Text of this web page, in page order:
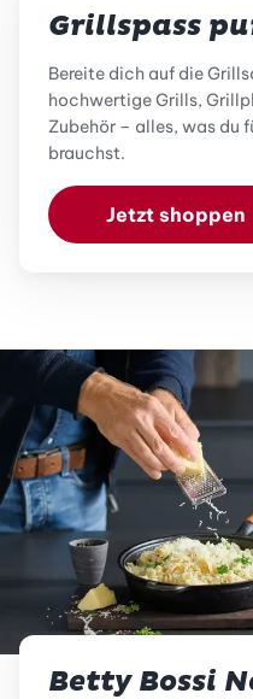
Grillspass
Bereite dich auf die
hochwertige Grills,
Zubehör – alles, was du
brauchst.
Jetzt shoppen
Betty Bossi